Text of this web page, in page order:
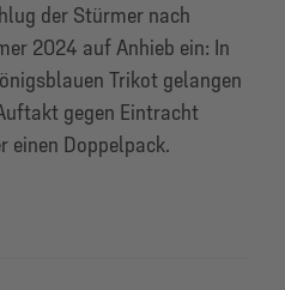
der Stürmer nach
2024 auf Anhieb ein: In
Trikot gelangen
gegen Eintracht
einen Doppelpack.